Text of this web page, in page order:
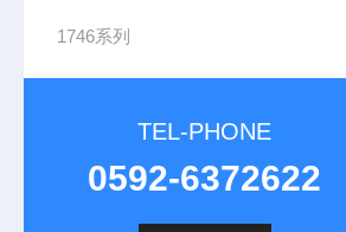
1746系列
TEL-PHONE
0592-6372622